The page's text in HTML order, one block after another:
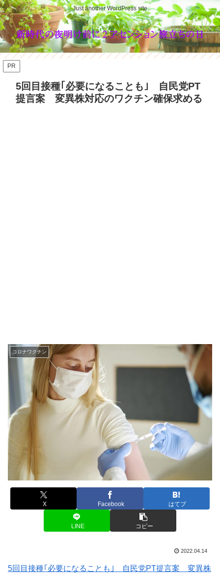
Just another WordPress site
PR
5回目接種｢必要になることも｣ 自民党PT
提言案 変異株対応のワクチン確保求める
コロナワクチン
X Facebook はてブ
LINE コピー
2022.04.14
5回目接種｢必要になることも｣ 自民党PT提言案 変異株